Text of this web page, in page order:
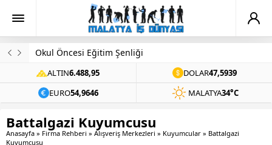
Okul Öncesi Eğitim Şenliği
ALTIN6.488,95 DOLAR47,5939
EURO54,9646 MALATYA34°C
Battalgazi Kuyumcusu
Anasayfa » Firma Rehberi » Alışveriş Merkezleri » Kuyumcular » Battalgazi
Kuyumcusu